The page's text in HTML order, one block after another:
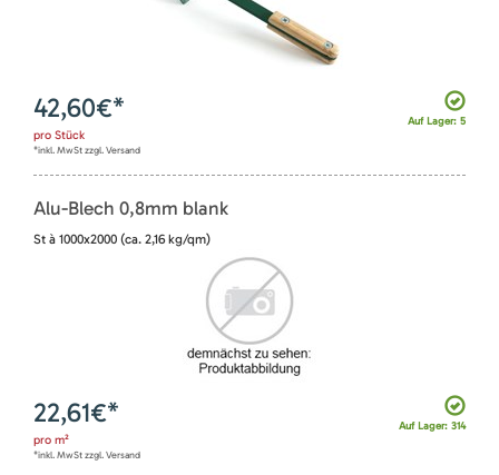
Auf Lager: 5
42,60€*
pro Stück
*inkl. MwSt zzgl. Versand
Alu-Blech 0,8mm blank
St à 1000x2000 (ca. 2,16 kg/qm)
Auf Lager: 314
22,61€*
pro m²
*inkl. MwSt zzgl. Versand